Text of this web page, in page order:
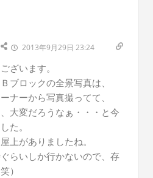
2013年9月29日 23:24
ざいます。
ブロックの全景写真は、
ナーから写真撮ってて、
大変だろうなぁ・・・と今
た。
上がありましたね。
らいしか行かないので、存
）